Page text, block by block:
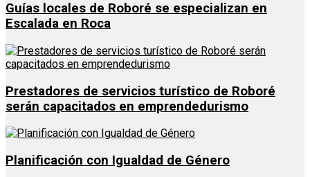
Guías locales de Roboré se especializan en
Escalada en Roca
Prestadores de servicios turístico de Roboré
serán capacitados en emprendedurismo
Planificación con Igualdad de Género